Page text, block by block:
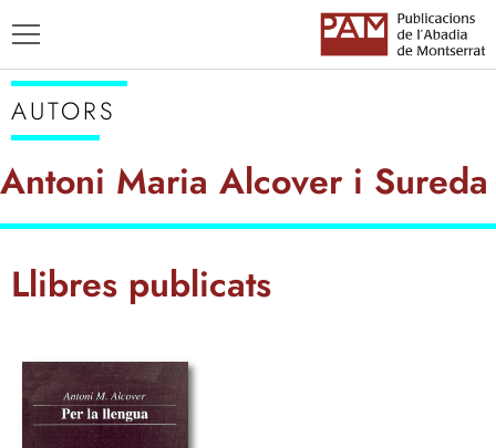
AUTORS
ENSENYAMENT CATALÀ
AUTORS
Antoni Maria Alcover i Sureda
Llibres publicats